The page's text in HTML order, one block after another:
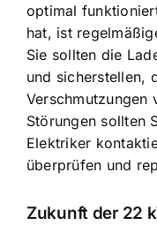
optimal
hat, ist
Sie sollten die
und sicherstellen,
Verschmutzungen
Störungen sollten
Elektriker
überprüfen und
Zukunft der 22